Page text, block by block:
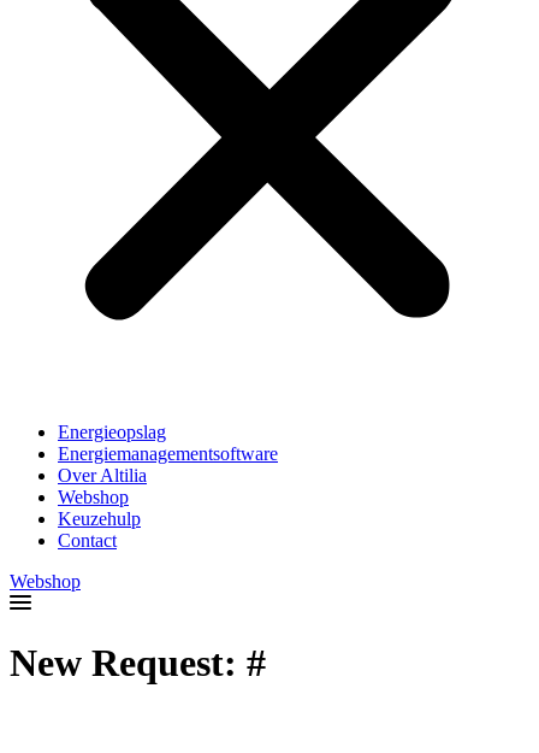
Energieopslag
Energiemanagementsoftware
Over Altilia
Webshop
Keuzehulp
Contact
Webshop
New Request: #